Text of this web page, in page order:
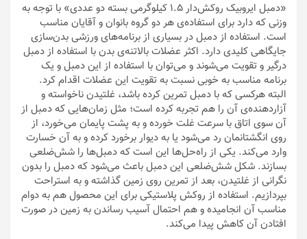
«دمبل ایروبیک روکش‌دار 1.5 کیلوگرمی بسته دو عددی» با توجه به
وزنی که دارد برای استفاده‌ی هر دو گروه بانوان و آقایان مناسب
است. استفاده از دمبل در بسیاری از برنامه‌های ورزشی بدن‌سازی
جایگاهی کلیدی‌ دارد. اکثر عضلات‌ بالاتنه‌ی بدن با استفاده از دمبل
درگیر و تقویت می‌شوند و می‌توان با استفاده از این دمبل و یک
برنامه مناسب به خوبی نسبت به تقویت این عضلات اقدام کرد.
البته هرکسی که با دمبل تمرین کرده باشد، غلتیدن ناخواسته و
آزاردهنده‌ی آن‌ را هم تجربه کرده است؛ مثل زمان‌هایی‌ که دمبل از
آن ‌سوی اتاق با سرعت غلت خورده و به پشت پایمان می‌خورد، از
روی انگشتانمان رد می‌شود یا به دیوار برخورد کرده و به آن خسارت
وارد می‌کند. یکی از راه‌حل‌ها این است که دمبل‌ها را شش‌ضلعی
‌بسازند. شکل شش‌ضلعی این دمبل باعث می‌شود که دمبل را بدون
نگرانی از غلتیدن، بعد از تمرین روی زمین گذاشته و به استراحت
بپردازیم. استفاده از روکش پلاستیکی برای این محصول هم به دوام
مناسب آن انجامیده و هم احتمال آسیب رساندن به زمین در صورت
افتادن آن کاهش پیدا می‌کند.